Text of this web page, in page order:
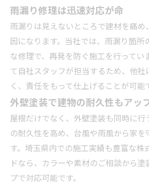
雨漏り修理は迅速対応が命
雨漏りは見えないところで建材を痛
因になります。当社では、雨漏り箇所
な修理で、再発を防ぐ施工を行ってい
て自社スタッフが担当するため、他社
く、責任をもって仕上げることが可能
外壁塗装で建物の耐久性もアッ
屋根だけでなく、外壁塗装も同時に
の耐久性を高め、台風や雨風から家を
す。埼玉県内での施工実績も豊富な株
ドなら、カラーや素材のご相談から塗
プで対応可能です。